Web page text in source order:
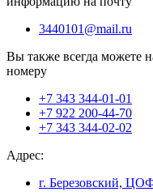
3440101@mail.ru
Вы также всегда можете
номеру
+7 343 344-01-01
+7 922 200-44-70
+7 343 344-02-02
Адрес:
г. Березовский,